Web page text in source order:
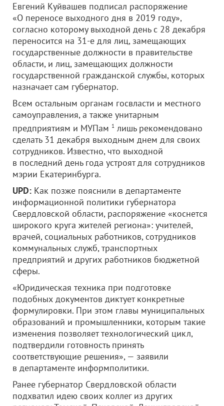
Евгений Куйвашев подписал распоряжение
«О переносе выходного дня в 2019 году»,
согласно которому выходной день с 28 декабря
переносится на 31-е для лиц, замещающих
государственные должности в правительстве
области, и лиц, замещающих должности
государственной гражданской службы, которых
назначает сам губернатор.
Всем остальным органам госвласти и местного
самоуправления, а также унитарным
предприятиям и МУПам 1 лишь рекомендовано
сделать 31 декабря выходным днем для своих
сотрудников. Известно, что выходной
в последний день года устроят для сотрудников
мэрии Екатеринбурга.
UPD: Как позже пояснили в департаменте
информационной политики губернатора
Свердловской области, распоряжение «коснется
широкого круга жителей региона»: учителей,
врачей, социальных работников, сотрудников
коммунальных служб, транспортных
предприятий и других работников бюджетной
сферы.
«Юридическая техника при подготовке
подобных документов диктует конкретные
формулировки. При этом главы муниципальных
образований и промышленники, которым такие
изменения позволяет технологический цикл,
подтвердили готовность принять
соответствующие решения», — заявили
в департаменте информполитики.
Ранее губернатор Свердловской области
подхватил идею своих коллег из других